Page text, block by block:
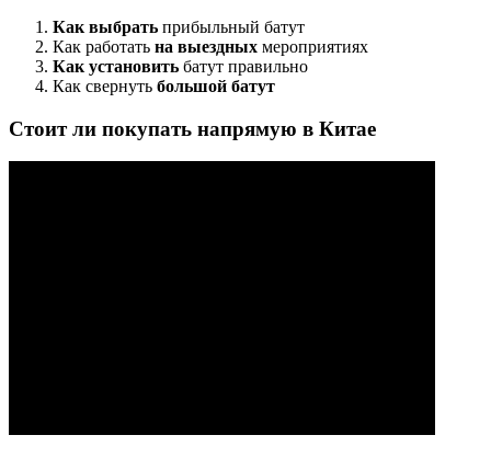
Как выбрать прибыльный батут
Как работать на выездных мероприятиях
Как установить батут правильно
Как свернуть большой батут
Стоит ли покупать напрямую в Китае